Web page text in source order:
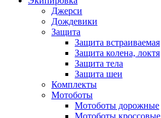
Джерси
Дождевики
Защита
Защита встраиваемая
Защита колена, локтя
Защита тела
Защита шеи
Комплекты
Мотоботы
Мотоботы дорожные
Мотоботы кроссовые